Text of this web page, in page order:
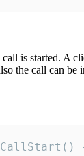
is started. A
the call can be